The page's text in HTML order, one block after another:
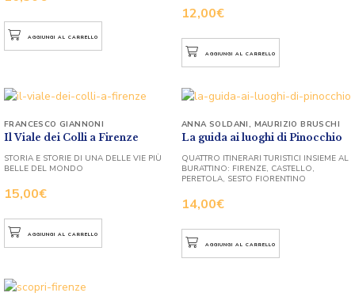
AGGIUNGI AL CARRELLO
12,00€
AGGIUNGI AL CARRELLO
Il Viale dei Colli a Firenze
15,00€
FRANCESCO GIANNONI
STORIA E STORIE DI UNA DELLE VIE PIÙ
BELLE DEL MONDO
AGGIUNGI AL CARRELLO
La guida ai luoghi di Pinocchio
14,00€
ANNA SOLDANI, MAURIZIO BRUSCHI
QUATTRO ITINERARI TURISTICI INSIEME AL
BURATTINO: FIRENZE, CASTELLO,
PERETOLA, SESTO FIORENTINO
AGGIUNGI AL CARRELLO